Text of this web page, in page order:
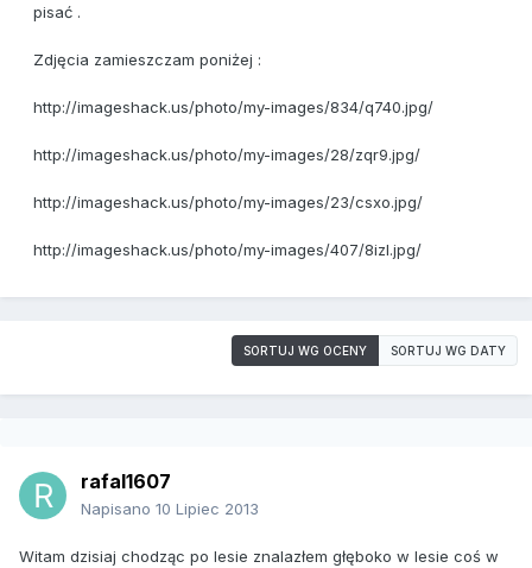
pisać .
Zdjęcia zamieszczam poniżej :
http://imageshack.us/photo/my-images/834/q740.jpg/
http://imageshack.us/photo/my-images/28/zqr9.jpg/
http://imageshack.us/photo/my-images/23/csxo.jpg/
http://imageshack.us/photo/my-images/407/8izl.jpg/
SORTUJ WG OCENY SORTUJ WG DATY
rafal1607
Napisano 10 Lipiec 2013
Witam dzisiaj chodząc po lesie znalazłem głęboko w lesie coś w